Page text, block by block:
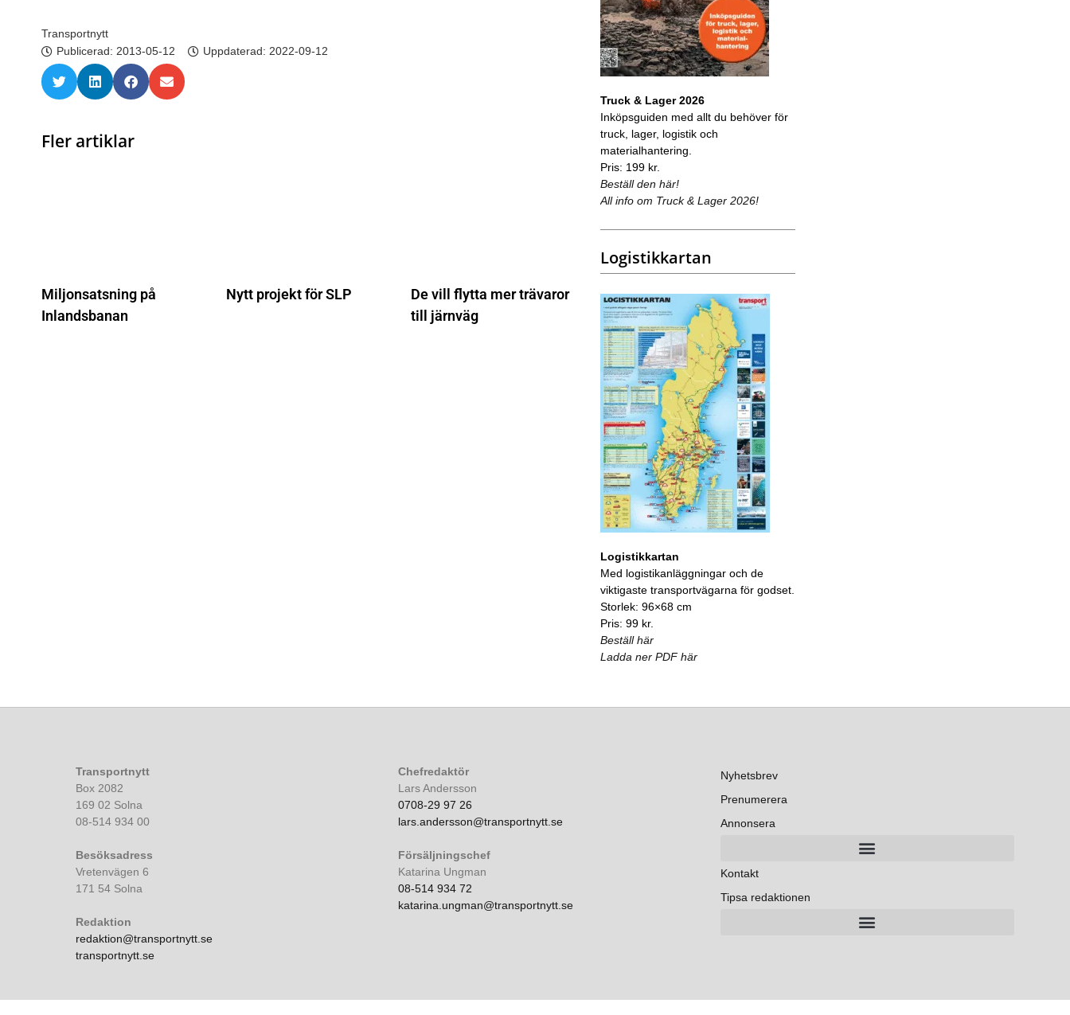
Transportnytt
Publicerad: 2013-05-12 Uppdaterad: 2022-09-12
Fler artiklar
Miljonsatsning på
Inlandsbanan
Nytt projekt för SLP
De vill flytta mer trävaror
till järnväg
Truck & Lager 2026
Inköpsguiden med allt du behöver för
truck, lager, logistik och
materialhantering.
Pris: 199 kr.
Beställ den här!
All info om Truck & Lager 2026!
Logistikkartan
Logistikkartan
Med logistikanläggningar och de
viktigaste transportvägarna för godset.
Storlek: 96×68 cm
Pris: 99 kr.
Beställ här
Ladda ner PDF här
Transportnytt
Box 2082
169 02 Solna
08-514 934 00
Besöksadress
Vretenvägen 6
171 54 Solna
Redaktion
redaktion@transportnytt.se
transportnytt.se
Chefredaktör
Lars Andersson
0708-29 97 26
lars.andersson@transportnytt.se
Försäljningschef
Katarina Ungman
08-514 934 72
katarina.ungman@transportnytt.se
Nyhetsbrev
Prenumerera
Annonsera
Kontakt
Tipsa redaktionen